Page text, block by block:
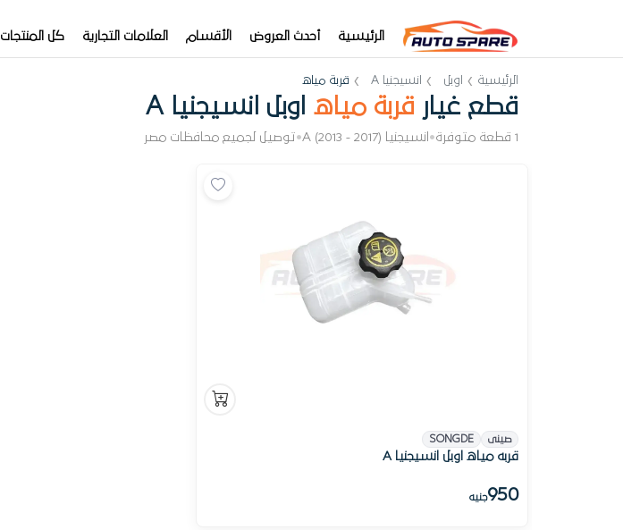
الرئيسية أحدث العروض الأقسام العلامات التجارية كل المنتجات
الرئيسية اوبل انسيجنيا A قربة مياه
قطع غيار قربة مياه اوبل انسيجنيا A
1 قطعة متوفرة • انسيجنيا A (2013 - 2017) •توصيل لجميع محافظات مصر
صينى SONGDE
قربه مياه اوبل انسيجنيا A
950جنيه